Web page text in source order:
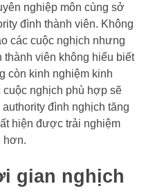
nghiệp môn cùng sở
đình thành viên. Không
các cuộc nghịch nhưng
thành viên không hiểu biết
còn kinh nghiệm kinh
cuộc nghịch phù hợp sẽ
đình nghịch tăng
hiện được trải nghiệm
hơn.
gian nghịch